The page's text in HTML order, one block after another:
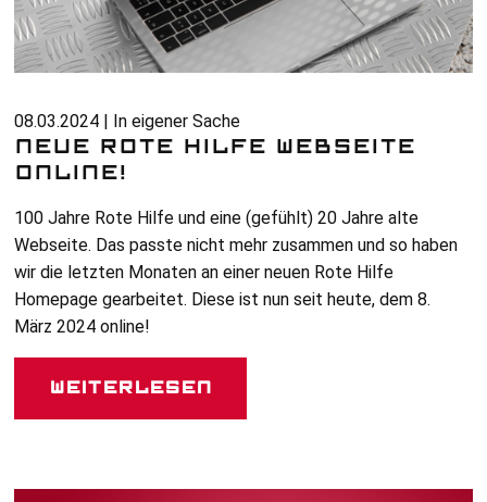
08.03.2024 | In eigener Sache
NEUE ROTE HILFE WEBSEITE
ONLINE!
100 Jahre Rote Hilfe und eine (gefühlt) 20 Jahre alte
Webseite. Das passte nicht mehr zusammen und so haben
wir die letzten Monaten an einer neuen Rote Hilfe
Homepage gearbeitet. Diese ist nun seit heute, dem 8.
März 2024 online!
Weiterlesen